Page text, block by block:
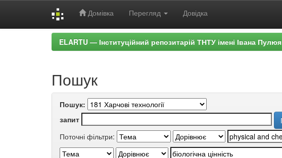
Домівка Перегляд Довідка
ELARTU — Інституційний репозитарій ТНТУ імені Івана Пулюя
Пошук
Пошук:
запит
Поточні фільтри: